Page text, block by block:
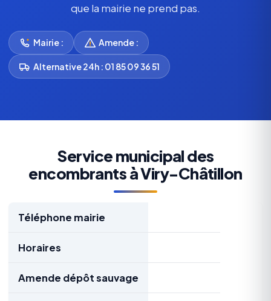
que la mairie ne prend pas.
Mairie : Amende :
Alternative 24h : 01 85 09 36 51
Service municipal des
encombrants à Viry-Châtillon
Téléphone mairie
Horaires
Amende dépôt sauvage